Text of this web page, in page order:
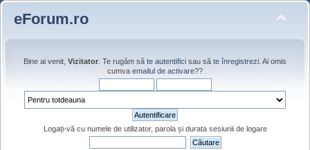
eForum.ro
Bine ai venit, Vizitator . Te rugăm să te autentifici sau să te înregistrezi . Ai omis
cumva emailul de activare??
Logați-vă cu numele de utilizator, parola și durata sesiunii de logare